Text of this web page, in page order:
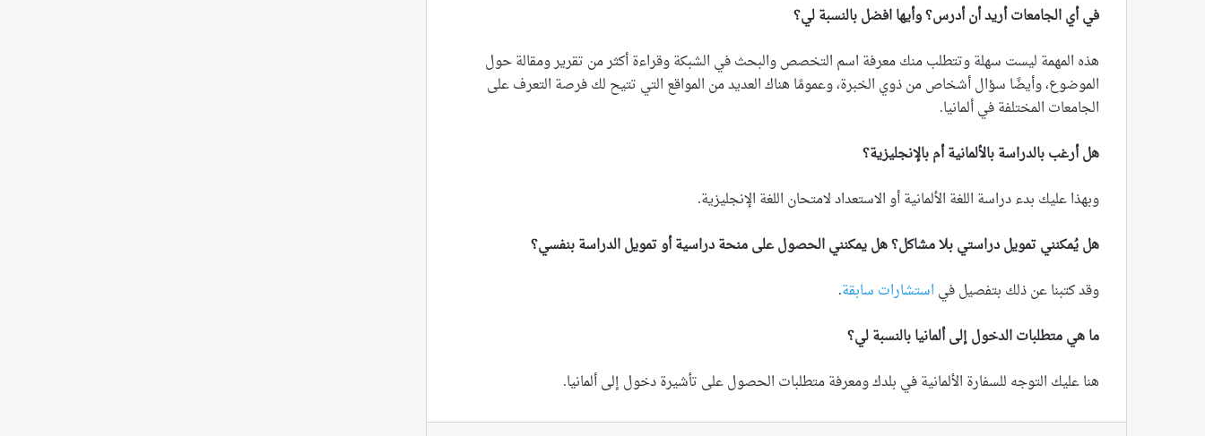
في أي الجامعات أريد أن أدرس؟ وأيها افضل بالنسبة لي؟
هذه المهمة ليست سهلة وتتطلب منك معرفة اسم التخصص والبحث في الشبكة وقراءة أكثر من تقرير ومقالة حول
الموضوع، وأيضًا سؤال أشخاص من ذوي الخبرة، وعمومًا هناك العديد من المواقع التي تتيح لك فرصة التعرف على
الجامعات المختلفة في ألمانيا.
هل أرغب بالدراسة بالألمانية أم بالإنجليزية؟
وبهذا عليك بدء دراسة اللغة الألمانية أو الاستعداد لامتحان اللغة الإنجليزية.
هل يُمكنني تمويل دراستي بلا مشاكل؟ هل يمكنني الحصول على منحة دراسية أو تمويل الدراسة بنفسي؟
وقد كتبنا عن ذلك بتفصيل في استشارات سابقة.
ما هي متطلبات الدخول إلى ألمانيا بالنسبة لي؟
هنا عليك التوجه للسفارة الألمانية في بلدك ومعرفة متطلبات الحصول على تأشيرة دخول إلى ألمانيا.